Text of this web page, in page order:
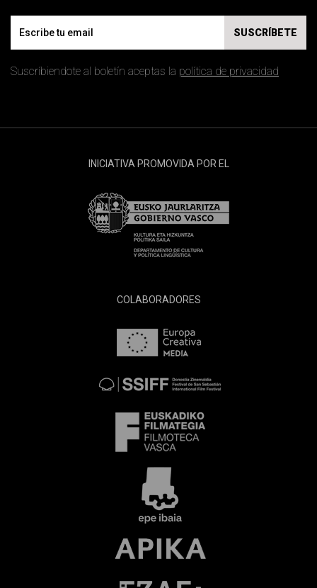
SUSCRÍBETE
Suscríbiendote al boletín aceptas la política de privacidad
INICIATIVA PROMOVIDA POR EL
COLABORADORES